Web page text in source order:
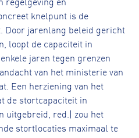
knelpunt is de
Door jarenlang beleid gericht
loopt de capaciteit in
jaren tegen grenzen
van het ministerie van
Een herziening van het
de stortcapaciteit in
uitgebreid, red.) zou het
stortlocaties maximaal te